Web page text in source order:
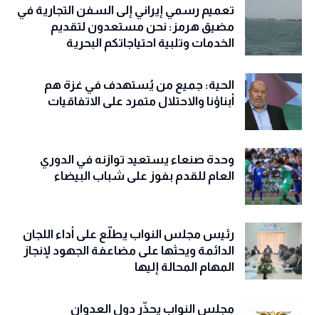
تعميم رسمي إيراني إلى السفن التجارية في
مضيق هرمز: نحن مستعدون لتقديم
الخدمات وتلبية احتياجاتكم البحرية
الحية: جميع من يُستهدف في غزة هم
أبناؤنا والاحتلال متمرد على الاتفاقيات
وحدة صنعاء يستعيد توازنه في الدوري
العام للقدم بفوز على شباب البيضاء
رئيس مجلس النواب يطلّع على أداء اللجان
الدائمة ويحثها على مضاعفة الجهود لإنجاز
المهام المحالة إليها
مجلس النواب يحذّّر دول العدوان